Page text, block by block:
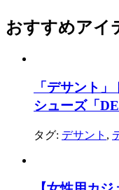
おすすめアイ
「デサント
シューズ「
タグ: デサント ,